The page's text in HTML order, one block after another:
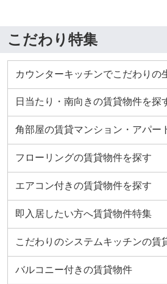
こだわり特集
カウンターキッチンでこだわりの
日当たり・南向きの賃貸物件を探
角部屋の賃貸マンション・アパー
フローリングの賃貸物件を探す
エアコン付きの賃貸物件を探す
即入居したい方へ賃貸物件特集
こだわりのシステムキッチンの賃
バルコニー付きの賃貸物件